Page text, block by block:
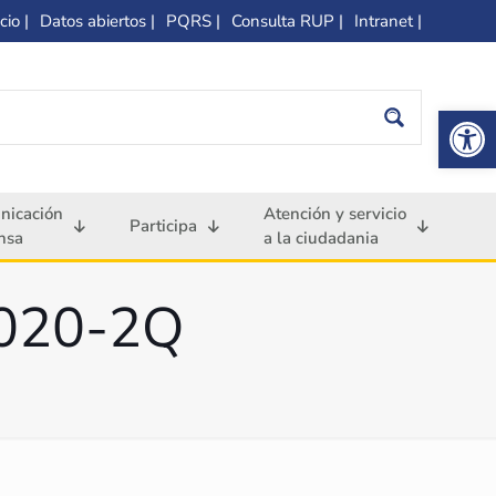
| Datos abiertos | PQRS | Consulta RUP | Intranet |
Participa
Atención y servicio
a la ciudadania
2Q